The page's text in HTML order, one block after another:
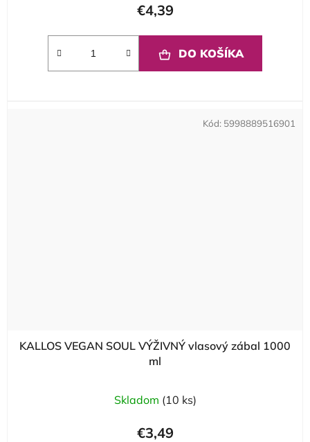
€4,39
DO KOŠÍKA
KALLOS VEGAN SOUL VÝŽIVNÝ vlasový zábal 1000
ml
Skladom (10 ks)
€3,49
Kód: 5998889516901